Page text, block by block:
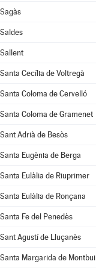
Sagàs
Saldes
Sallent
Santa Cecília de Voltregà
Santa Coloma de Cervelló
Santa Coloma de Gramenet
Sant Adrià de Besòs
Santa Eugènia de Berga
Santa Eulàlia de Riuprimer
Santa Eulàlia de Ronçana
Santa Fe del Penedès
Sant Agustí de Lluçanès
Santa Margarida de Montbui